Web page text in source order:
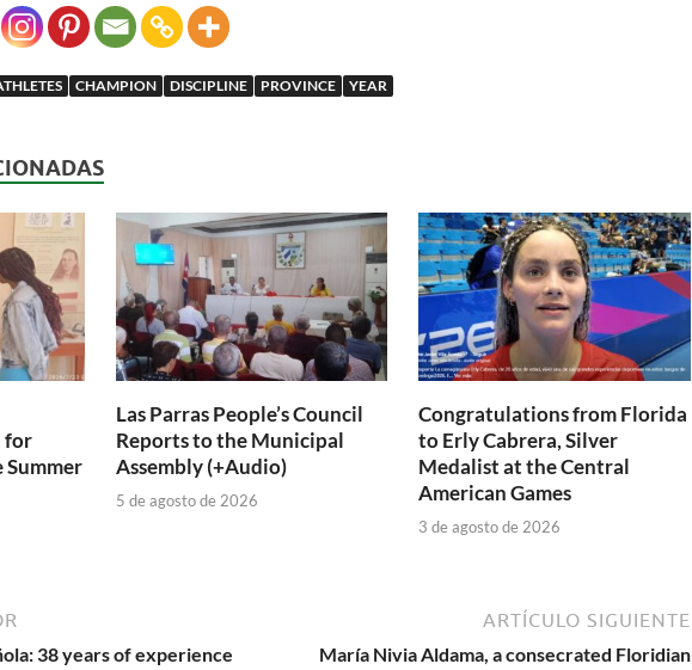
CHAMPION DISCIPLINE PROVINCE YEAR
for
Summer
Las Parras People’s Council
Reports to the Municipal
Assembly (+Audio)
5 de agosto de 2026
Congratulations from Florida
to Erly Cabrera, Silver
Medalist at the Central
American Games
3 de agosto de 2026
38 years of experience
ARTÍCULO SIGUIENTE
María Nivia Aldama, a consecrated Floridian